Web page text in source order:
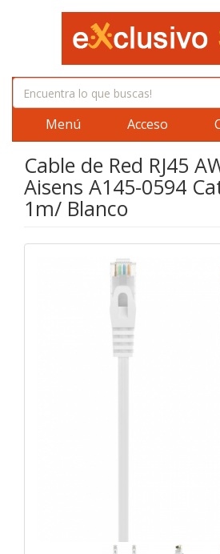
Menú Acceso
Cable de Red RJ45
Aisens A145-0594
1m/ Blanco